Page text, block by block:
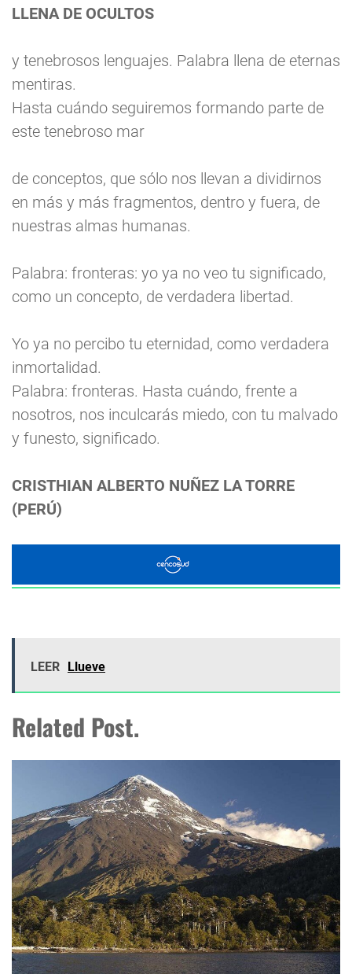
LLENA DE OCULTOS
y tenebrosos lenguajes. Palabra llena de eternas
mentiras.
Hasta cuándo seguiremos formando parte de
este tenebroso mar
de conceptos, que sólo nos llevan a dividirnos
en más y más fragmentos, dentro y fuera, de
nuestras almas humanas.
Palabra: fronteras: yo ya no veo tu significado,
como un concepto, de verdadera libertad.
Yo ya no percibo tu eternidad, como verdadera
inmortalidad.
Palabra: fronteras. Hasta cuándo, frente a
nosotros, nos inculcarás miedo, con tu malvado
y funesto, significado.
CRISTHIAN ALBERTO NUÑEZ LA TORRE
(PERÚ)
LEER Llueve
Related Post.